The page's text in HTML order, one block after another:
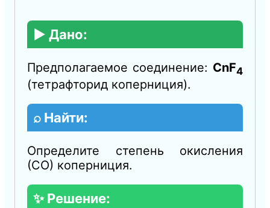
▶️ Дано:
Предполагаемое соединение: CnF4
(тетрафторид коперниция).
⌕ Найти:
Определите степень окисления
(СО) коперниция.
✨ Решение: